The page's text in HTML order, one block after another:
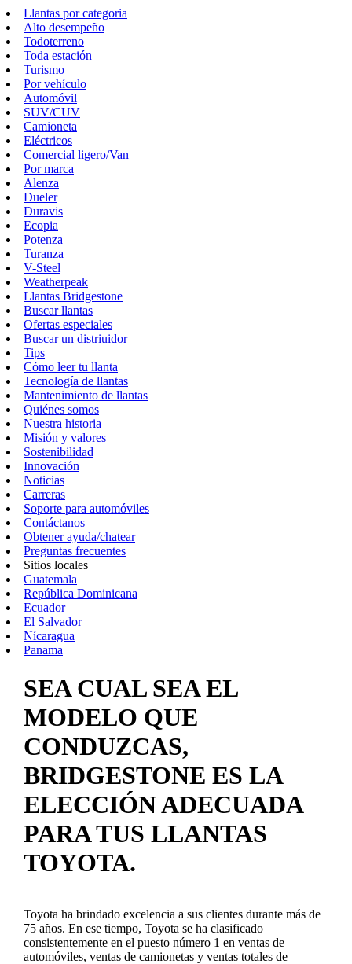
Llantas por categoria
Alto desempeño
Todoterreno
Toda estación
Turismo
Por vehículo
Automóvil
SUV/CUV
Camioneta
Eléctricos
Comercial ligero/Van
Por marca
Alenza
Dueler
Duravis
Ecopia
Potenza
Turanza
V-Steel
Weatherpeak
Llantas Bridgestone
Buscar llantas
Ofertas especiales
Buscar un distriuidor
Tips
Cómo leer tu llanta
Tecnología de llantas
Mantenimiento de llantas
Quiénes somos
Nuestra historia
Misión y valores
Sostenibilidad
Innovación
Noticias
Carreras
Soporte para automóviles
Contáctanos
Obtener ayuda/chatear
Preguntas frecuentes
Sitios locales
Guatemala
República Dominicana
Ecuador
El Salvador
Nícaragua
Panama
SEA CUAL SEA EL
MODELO QUE
CONDUZCAS,
BRIDGESTONE ES LA
ELECCIÓN ADECUADA
PARA TUS LLANTAS
TOYOTA.
Toyota ha brindado excelencia a sus clientes durante más de
75 años. En ese tiempo, Toyota se ha clasificado
consistentemente en el puesto número 1 en ventas de
automóviles, ventas de camionetas y ventas totales de